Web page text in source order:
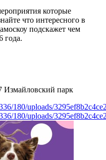
которые
что интересного в
подскажет чем
года.
Измайловский парк
180/uploads/
180/uploads/